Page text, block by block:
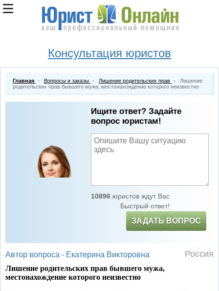
Консультация юристов
Главная Вопросы и заказы Лишение родительских прав
Лишение
родительских прав бывшего мужа, местонахождение которого неизвестно
Ищите ответ? Задайте
вопрос юристам!
10896юристов ждут Вас
Быстрый ответ!
ЗАДАТЬ ВОПРОС
Автор вопроса - Екатерина Викторовна Россия
Лишение родительских прав бывшего мужа,
местонахождение которого неизвестно